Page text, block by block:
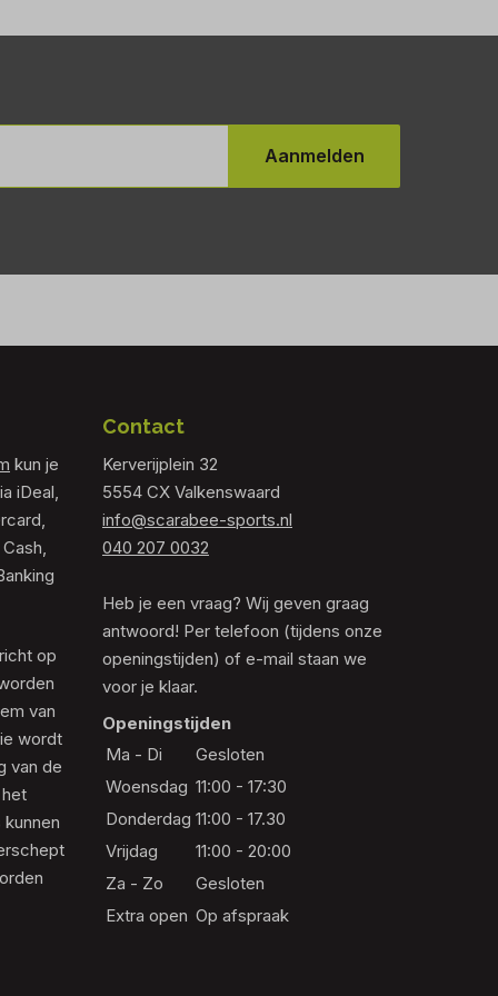
Aanmelden
kun je
iDeal,
op
van
wordt
van de
Contact
Kerverijplein 32
5554 CX Valkenswaard
info@scarabee-sports.nl
040 207 0032
Heb je een vraag? Wij geven graag
antwoord! Per telefoon (tijdens onze
openingstijden) of e-mail staan we
voor je klaar.
Openingstijden
Ma - Di
Gesloten
Woensdag 11:00 - 17:30
Donderdag 11:00 - 17.30
Vrijdag
11:00 - 20:00
Za - Zo
Gesloten
Extra open Op afspraak